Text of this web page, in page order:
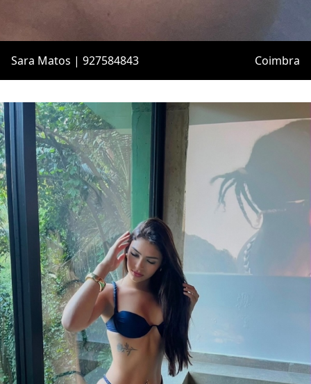
Sara Matos | 927584843 Coimbra